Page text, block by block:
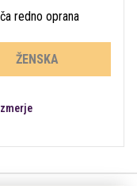
redno oprana
ŽENSKA